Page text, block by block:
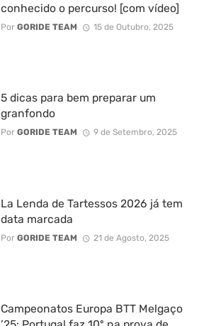
conhecido o percurso! [com vídeo]
Por GORIDE TEAM 15 de Outubro, 2025
5 dicas para bem preparar um
granfondo
Por GORIDE TEAM 9 de Setembro, 2025
La Lenda de Tartessos 2026 já tem
data marcada
Por GORIDE TEAM 21 de Agosto, 2025
Campeonatos Europa BTT Melgaço